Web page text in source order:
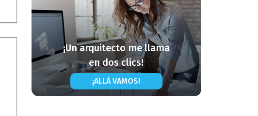
¡Un arquitecto me llama
en dos clics!
¡ALLÁ VAMOS!